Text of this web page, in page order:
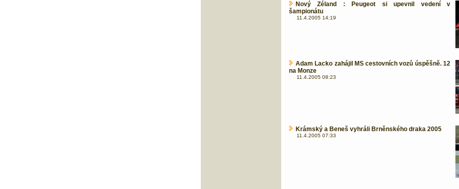
Nový Zéland : Peugeot si upevnil vedení v
šampionátu
11.4.2005 14:19
Adam Lacko zahájil MS cestovních vozů úspěšně. 12
na Monze
11.4.2005 08:23
Krámský a Beneš vyhráli Brněnského draka 2005
11.4.2005 07:33